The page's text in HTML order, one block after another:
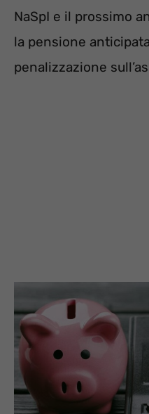
NaSpI e il prossimo
la pensione
penalizzazione